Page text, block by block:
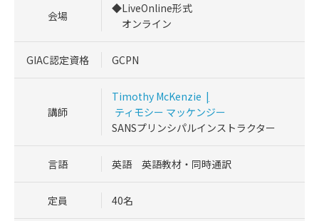
会場
◆LiveOnline形式
オンライン
GIAC認定資格 GCPN
講師
Timothy McKenzie |
ティモシー マッケンジー
SANSプリンシパルインストラクター
言語 英語 英語教材・同時通訳
定員 40名